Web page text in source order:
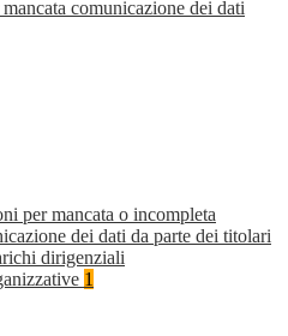
comunicazione dei dati
per mancata o incompleta
dei dati da parte dei titolari
dirigenziali
1